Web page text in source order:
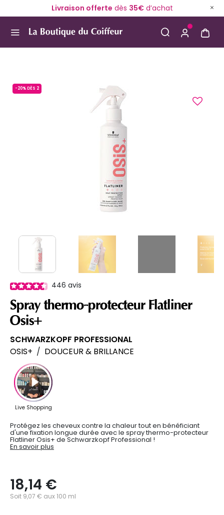
Livraison offerte dès 35€d’achat
-20% DÈS 2
446 avis
Spray thermo-protecteur Flatliner
Osis+
SCHWARZKOPF PROFESSIONAL
OSIS+ / DOUCEUR & BRILLANCE
Protégez les cheveux contre la chaleur tout en bénéficiant
d'une fixation longue durée avec le spray thermo-protecteur
Flatliner Osis+ de Schwarzkopf Professional !
En savoir plus
18,14 €
Soit 9,07 € aux 100 ml